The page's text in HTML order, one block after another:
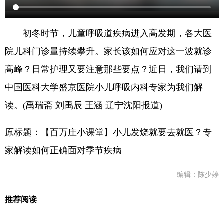
初冬时节，儿童呼吸道疾病进入高发期，各大医
院儿科门诊量持续攀升。家长该如何应对这一波就诊
高峰？日常护理又要注意那些要点？近日，我们请到
中国医科大学盛京医院小儿呼吸内科专家为我们解
读。(禹瑞斋 刘禹辰 王涵 辽宁沈阳报道)
原标题：【百万庄小课堂】小儿发烧就要去就医？专
家解读如何正确面对季节疾病
编辑：陈少婷
推荐阅读